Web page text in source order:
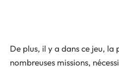
De plus, il y a dans ce jeu, la
nombreuses missions,